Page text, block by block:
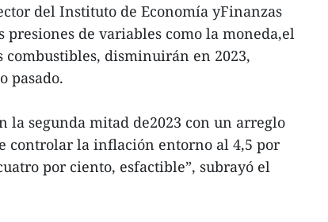
del Instituto de Economía yFinanzas
presiones de variables como la moneda,el
combustibles, disminuirán en 2023,
pasado.
la segunda mitad de2023 con un arreglo
controlar la inflación entorno al 4,5 por
por ciento, esfactible”, subrayó el